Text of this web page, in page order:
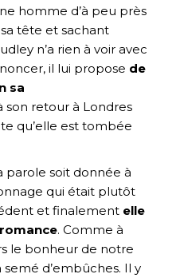
homme d’à peu près
tête et sachant
n’a rien à voir avec
il lui propose de
sa
son retour à Londres
qu’elle est tombée
parole soit donnée à
qui était plutôt
et finalement elle
. Comme à
le bonheur de notre
d’embûches. Il y